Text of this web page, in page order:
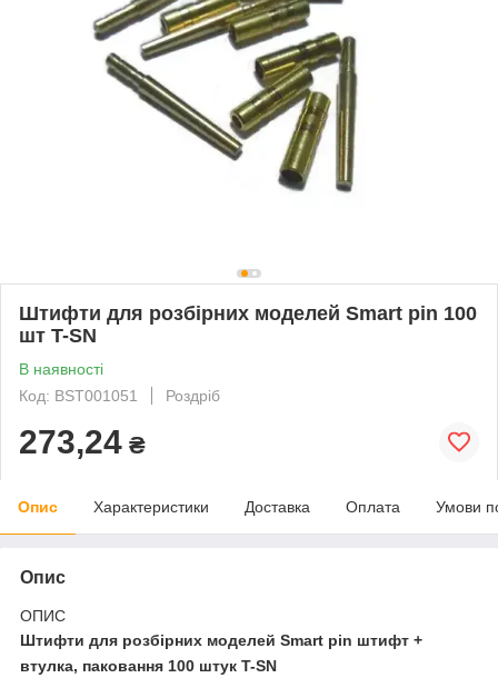
Штифти для розбірних моделей Smart pin 100
шт T-SN
В наявності
Код: BST001051
Роздріб
273,24 ₴
Опис Характеристики Доставка Оплата Умови
Опис
ОПИС
Штифти для розбірних моделей Smart pin штифт +
втулка, паковання 100 штук T-SN